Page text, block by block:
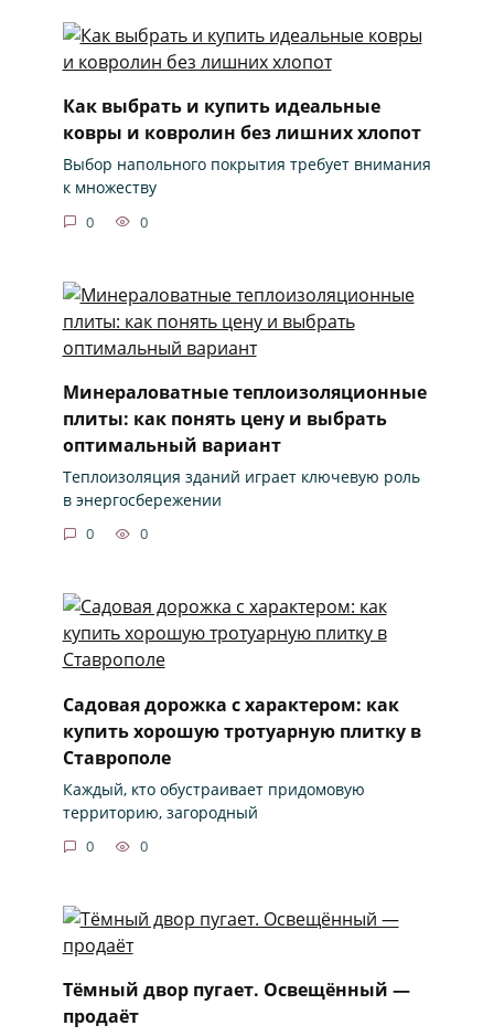
Как выбрать и купить идеальные
ковры и ковролин без лишних хлопот
Выбор напольного покрытия требует внимания
к множеству
0 0
Минераловатные теплоизоляционные
плиты: как понять цену и выбрать
оптимальный вариант
Теплоизоляция зданий играет ключевую роль
в энергосбережении
0 0
Садовая дорожка с характером: как
купить хорошую тротуарную плитку в
Ставрополе
Каждый, кто обустраивает придомовую
территорию, загородный
0 0
Тёмный двор пугает. Освещённый —
продаёт